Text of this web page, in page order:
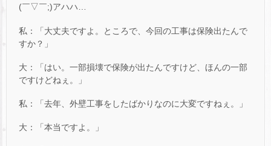
(￣▽￣;)アハハ…
私：「大丈夫ですよ。ところで、今回の工事は保険出たんで
すか？」
大：「はい。一部損壊で保険が出たんですけど、ほんの一部
ですけどねぇ。」
私：「去年、外壁工事をしたばかりなのに大変ですねぇ。」
大：「本当ですよ。」